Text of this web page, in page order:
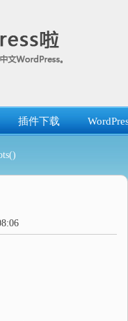
插件下载